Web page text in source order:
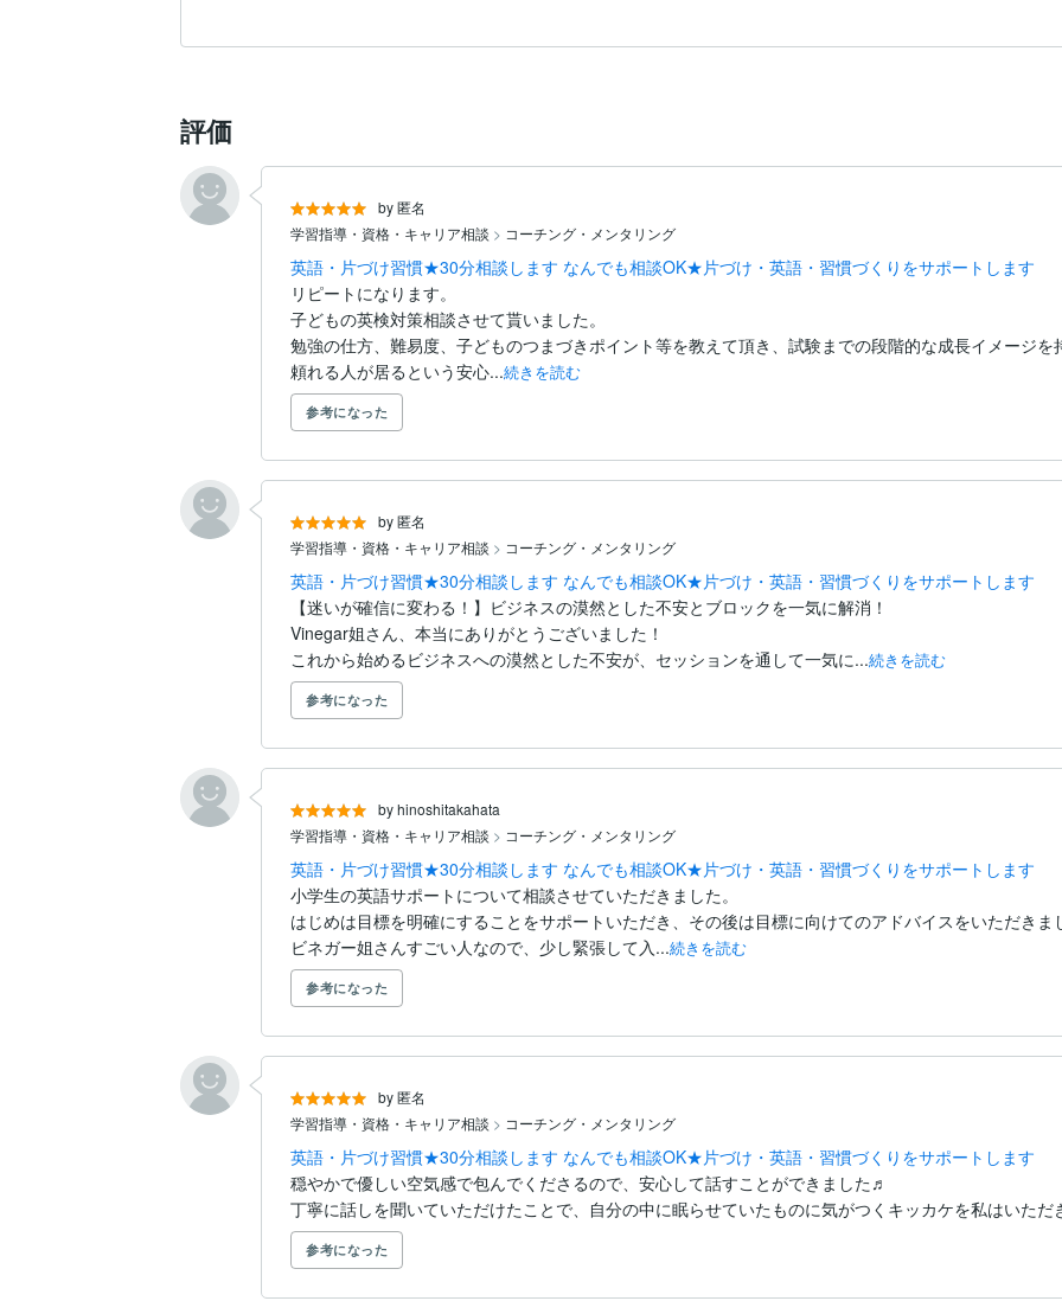
評価
by 匿名
学習指導・資格・キャリア相談 > コーチング・メンタリング
英語・片づけ習慣★30分相談します なんでも相談OK★片づけ・英語・習慣づくりをサポートします
リピートになります。
子どもの英検対策相談させて貰いました。
勉強の仕方、難易度、子どものつまづきポイント等を教えて頂き、試験までの段階的な成長イメージを
頼れる人が居るという安心...続きを読む
参考になった
by 匿名
学習指導・資格・キャリア相談 > コーチング・メンタリング
英語・片づけ習慣★30分相談します なんでも相談OK★片づけ・英語・習慣づくりをサポートします
【迷いが確信に変わる！】ビジネスの漠然とした不安とブロックを一気に解消！
Vinegar姐さん、本当にありがとうございました！
これから始めるビジネスへの漠然とした不安が、セッションを通して一気に...続きを読む
参考になった
by hinoshitakahata
学習指導・資格・キャリア相談 > コーチング・メンタリング
英語・片づけ習慣★30分相談します なんでも相談OK★片づけ・英語・習慣づくりをサポートします
小学生の英語サポートについて相談させていただきました。
はじめは目標を明確にすることをサポートいただき、その後は目標に向けてのアドバイスをいただきま
ビネガー姐さんすごい人なので、少し緊張して入...続きを読む
参考になった
by 匿名
学習指導・資格・キャリア相談 > コーチング・メンタリング
英語・片づけ習慣★30分相談します なんでも相談OK★片づけ・英語・習慣づくりをサポートします
穏やかで優しい空気感で包んでくださるので、安心して話すことができました♬
丁寧に話しを聞いていただけたことで、自分の中に眠らせていたものに気がつくキッカケを私はいただ
参考になった